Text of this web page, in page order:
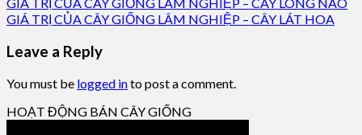
GIÁ TRỊ CỦA CÂY GIỐNG LÂM NGHIỆP – CÂY LÁT HOA
Leave a Reply
You must be logged into post a comment.
HOẠT ĐỘNG BÁN CÂY GIỐNG